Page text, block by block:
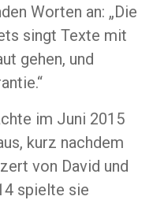
Worten an: „Die
singt Texte mit
gehen, und
im Juni 2015
kurz nachdem
von David und
spielte sie